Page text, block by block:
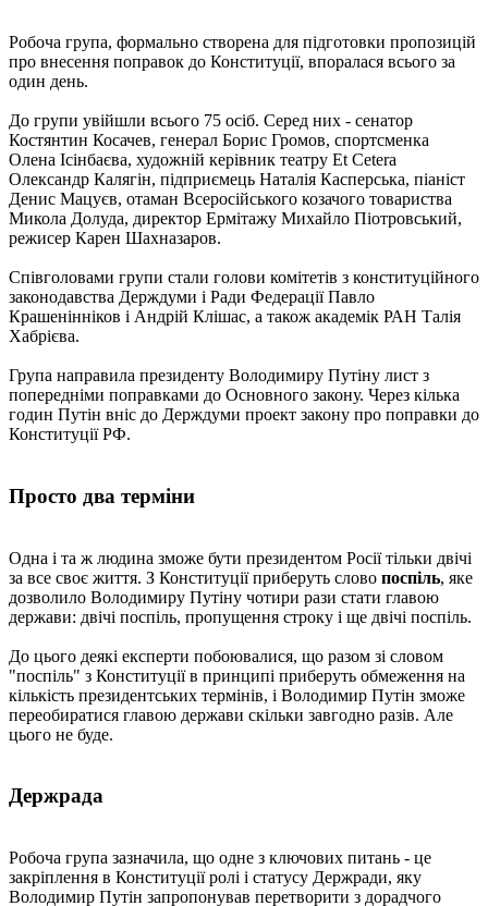
Робоча група, формально створена для підготовки пропозицій
про внесення поправок до Конституції, впоралася всього за
один день.
До групи увійшли всього 75 осіб. Серед них - сенатор
Костянтин Косачев, генерал Борис Громов, спортсменка
Олена Ісінбаєва, художній керівник театру Et Cetera
Олександр Калягін, підприємець Наталія Касперська, піаніст
Денис Мацуєв, отаман Всеросійського козачого товариства
Микола Долуда, директор Ермітажу Михайло Піотровський,
режисер Карен Шахназаров.
Співголовами групи стали голови комітетів з конституційного
законодавства Держдуми і Ради Федерації Павло
Крашенінніков і Андрій Клішас, а також академік РАН Талія
Хабрієва.
Група направила президенту Володимиру Путіну лист з
попередніми поправками до Основного закону. Через кілька
годин Путін вніс до Держдуми проект закону про поправки до
Конституції РФ.
Просто два терміни
Одна і та ж людина зможе бути президентом Росії тільки двічі
за все своє життя. З Конституції приберуть слово поспіль, яке
дозволило Володимиру Путіну чотири рази стати главою
держави: двічі поспіль, пропущення строку і ще двічі поспіль.
До цього деякі експерти побоювалися, що разом зі словом
"поспіль" з Конституції в принципі приберуть обмеження на
кількість президентських термінів, і Володимир Путін зможе
переобиратися главою держави скільки завгодно разів. Але
цього не буде.
Держрада
Робоча група зазначила, що одне з ключових питань - це
закріплення в Конституції ролі і статусу Держради, яку
Володимир Путін запропонував перетворити з дорадчого